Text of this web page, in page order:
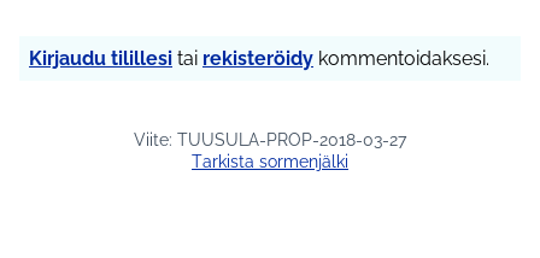
Kirjaudu tilillesi tai rekisteröidy kommentoidaksesi.
Viite: TUUSULA-PROP-2018-03-27
Tarkista sormenjälki